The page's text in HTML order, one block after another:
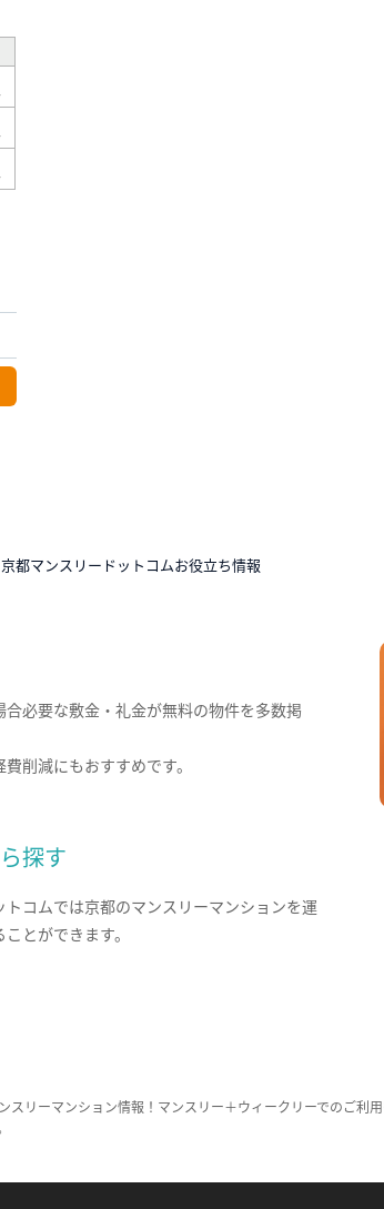
京都マンスリードットコムお役立ち情報
必要な敷金・礼金が無料の物件を多数掲
削減にもおすすめです。
探す
トコムでは京都のマンスリーマンションを運
とができます。
リーマンション情報！マンスリー＋ウィークリーでのご